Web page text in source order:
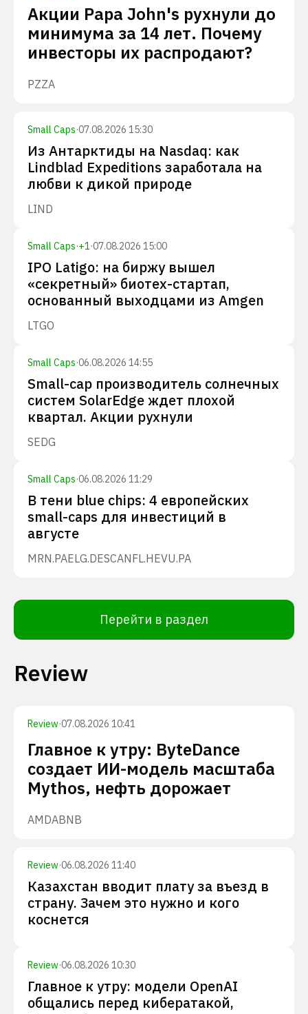
Акции Papa John's рухнули до
минимума за 14 лет. Почему
инвесторы их распродают?
PZZA
Small Caps·07.08.2026 15:30
Из Антарктиды на Nasdaq: как
Lindblad Expeditions заработала на
любви к дикой природе
LIND
Small Caps·+1·07.08.2026 15:00
IPO Latigo: на биржу вышел
«секретный» биотех-стартап,
основанный выходцами из Amgen
LTGO
Small Caps·06.08.2026 14:55
Small-cap производитель солнечных
систем SolarEdge ждет плохой
квартал. Акции рухнули
SEDG
Small Caps·06.08.2026 11:29
В тени blue chips: 4 европейских
small-caps для инвестиций в
августе
MRN.PAELG.DESCANFL.HEVU.PA
Перейти в раздел
Review
Review·07.08.2026 10:41
Главное к утру: ByteDance
создает ИИ-модель масштаба
Mythos, нефть дорожает
AMDABNB
Review·06.08.2026 11:40
Казахстан вводит плату за въезд в
страну. Зачем это нужно и кого
коснется
Review·06.08.2026 10:30
Главное к утру: модели OpenAI
общались перед кибератакой,